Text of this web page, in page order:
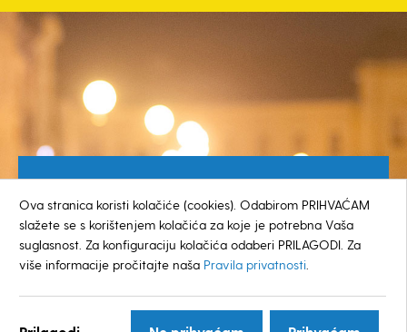
0800 385 048
© GRAD KOPRIVNICA
Ova stranica koristi kolačiće (cookies). Odabirom PRIHVAĆAM
slažete se s korištenjem kolačića za koje je potrebna Vaša
suglasnost. Za konfiguraciju kolačića odaberi PRILAGODI. Za
više informacije pročitajte naša Pravila privatnosti